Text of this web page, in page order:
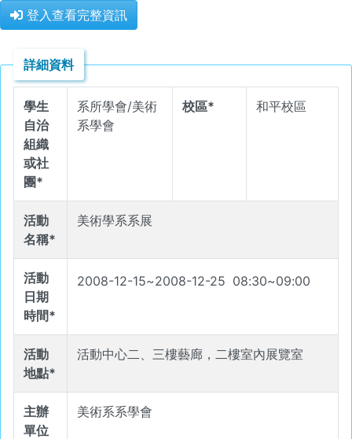
登入查看完整資訊
詳細資料
學生
自治
組織
或社
團*
系所學會/美術
系學會
校區* 和平校區
活動
名稱*
美術學系系展
活動
日期
時間*
2008-12-15~2008-12-25 08:30~09:00
活動
地點*
活動中心二、三樓藝廊，二樓室內展覽室
主辦
單位
美術系系學會